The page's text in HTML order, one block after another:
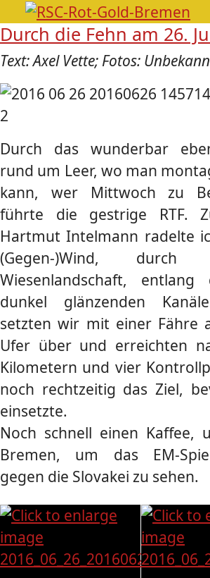
Durch die Fehn am 26.
Text: Axel Vette; Fotos:
Durch das wunderbar
rund um Leer, wo man
kann, wer Mittwoch zu
führte die gestrige RTF.
Hartmut Intelmann radelte
(Gegen-)Wind,
Wiesenlandschaft, entlang
dunkel glänzenden
setzten wir mit einer Fähre
Ufer über und erreichten
Kilometern und vier
noch rechtzeitig das Ziel,
einsetzte.
Noch schnell einen Kaffee,
Bremen, um das EM-
gegen die Slovakei zu sehen.